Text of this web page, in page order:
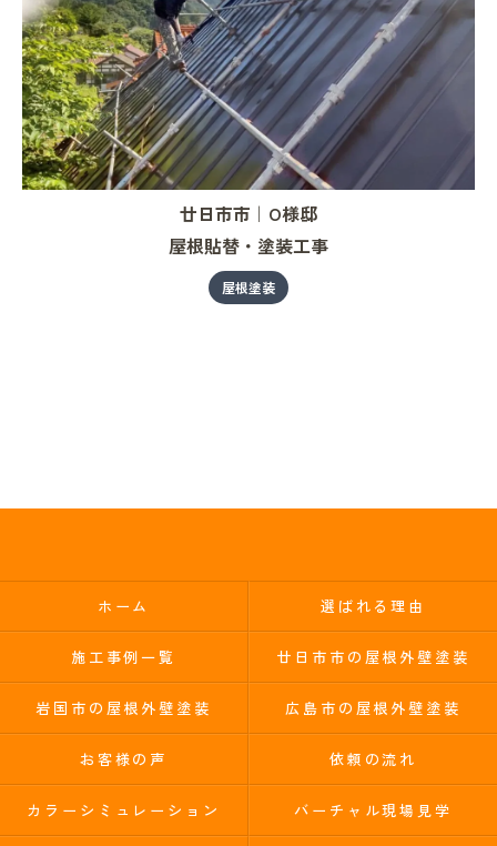
廿日市市｜O様邸
屋根貼替・塗装工事
屋根塗装
ホーム 選ばれる理由
施工事例一覧 廿日市市の屋根外壁塗装
岩国市の屋根外壁塗装 広島市の屋根外壁塗装
お客様の声 依頼の流れ
カラーシミュレーション バーチャル現場見学